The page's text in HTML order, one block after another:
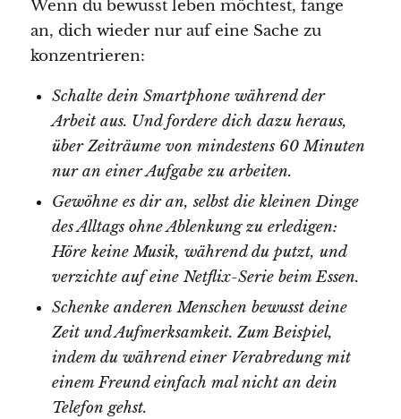
Wenn du bewusst leben möchtest, fange
an, dich wieder nur auf eine Sache zu
konzentrieren:
Schalte dein Smartphone während der
Arbeit aus. Und fordere dich dazu heraus,
über Zeiträume von mindestens 60 Minuten
nur an einer Aufgabe zu arbeiten.
Gewöhne es dir an, selbst die kleinen Dinge
des Alltags ohne Ablenkung zu erledigen:
Höre keine Musik, während du putzt, und
verzichte auf eine Netflix-Serie beim Essen.
Schenke anderen Menschen bewusst deine
Zeit und Aufmerksamkeit. Zum Beispiel,
indem du während einer Verabredung mit
einem Freund einfach mal nicht an dein
Telefon gehst.